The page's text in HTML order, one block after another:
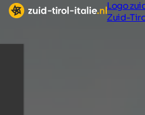
Logo
Zuid-